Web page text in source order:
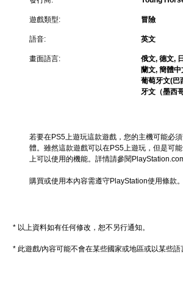
遊戲類型: 冒險
語音: 英文
畫面語言:
俄文, 德文,
蘭文, 簡體
葡萄牙文(巴
牙文（墨西
若要在PS5上遊玩這款遊戲，您的主機可能必
體。雖然這款遊戲可以在PS5上遊玩，但是可
上可以使用的機能。詳情請參閱
購買或使用本內容需遵守PlayStation使用條款。
* 以上資料如有任何修改，恕不另行通知。
* 此遊戲/內容可能不會在某些國家或地區或以某些語